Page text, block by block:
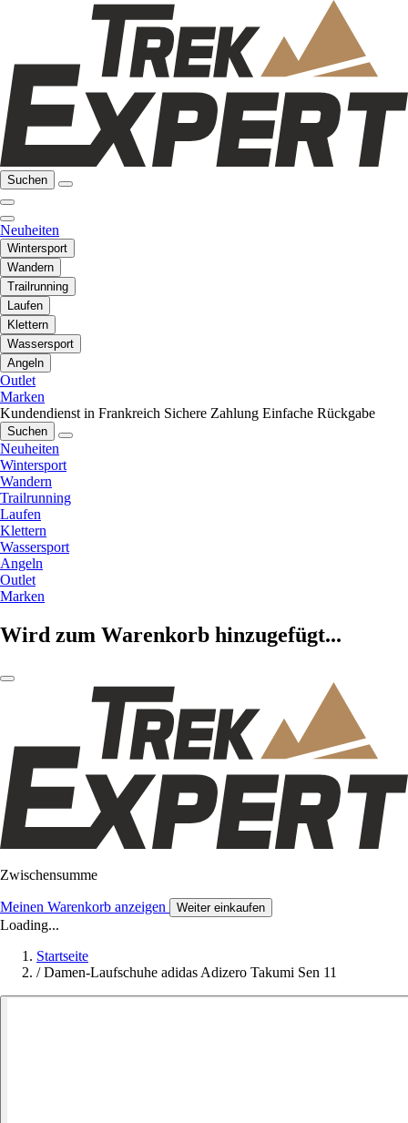
Suchen
Neuheiten
Wintersport
Wandern
Trailrunning
Laufen
Klettern
Wassersport
Angeln
Outlet
Marken
Kundendienst in Frankreich Sichere Zahlung Einfache Rückgabe
Suchen
Neuheiten
Wintersport
Wandern
Trailrunning
Laufen
Klettern
Wassersport
Angeln
Outlet
Marken
Wird zum Warenkorb hinzugefügt...
Zwischensumme
Meinen Warenkorb anzeigen Weiter einkaufen
Loading...
Startseite
/ Damen-Laufschuhe adidas Adizero Takumi Sen 11